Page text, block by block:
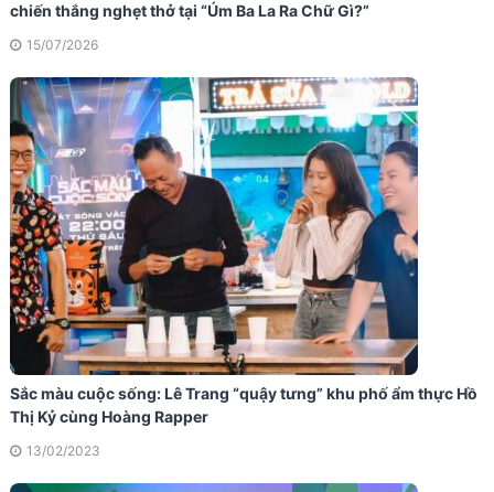
chiến thắng nghẹt thở tại “Úm Ba La Ra Chữ Gì?”
15/07/2026
Sắc màu cuộc sống: Lê Trang “quậy tưng” khu phố ẩm thực Hồ
Thị Kỷ cùng Hoàng Rapper
13/02/2023